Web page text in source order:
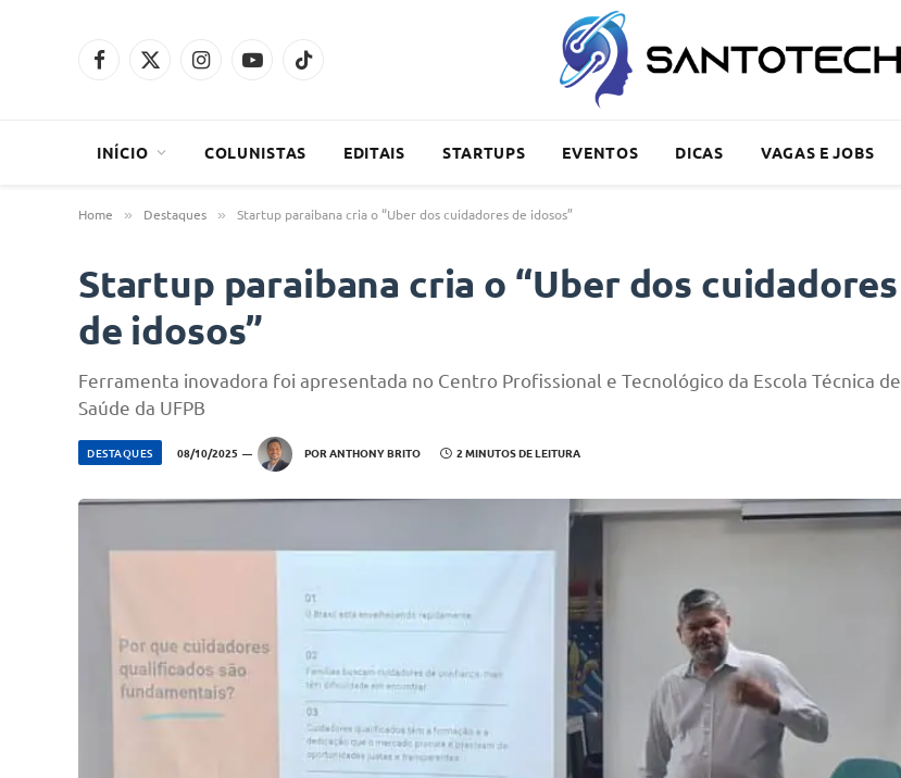
Facebook
X
InstagramYouTubeTikTok
INÍCIO COLUNISTAS EDITAIS STARTUPS EVENTOS DICAS VAGAS E JOBS
Home » Destaques » Startup paraibana cria o “Uber dos cuidadores de idosos”
Startup paraibana cria o “Uber dos cuidadores
de idosos”
Ferramenta inovadora foi apresentada no Centro Profissional e Tecnológico da Escola Técnica de
Saúde da UFPB
DESTAQUES 08/10/2025 POR ANTHONY BRITO 2 MINUTOS DE LEITURA